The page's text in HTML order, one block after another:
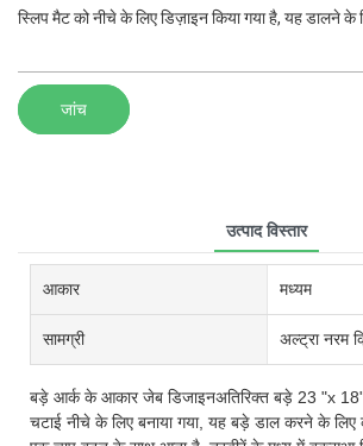
स्लिप मैट को नीचे के लिए डिज़ाइन किया गया है, यह डालने के
जांच
उत्पाद विस्तार
आकार मध्यम
सामग्री अल्ट्रा नरम
बड़े आर्क के आकार जेब डिजाइनअतिरिक्त बड़े 23 "x 18"
चटाई नीचे के लिए बनाया गया, यह बड़े डाल करने के लिए